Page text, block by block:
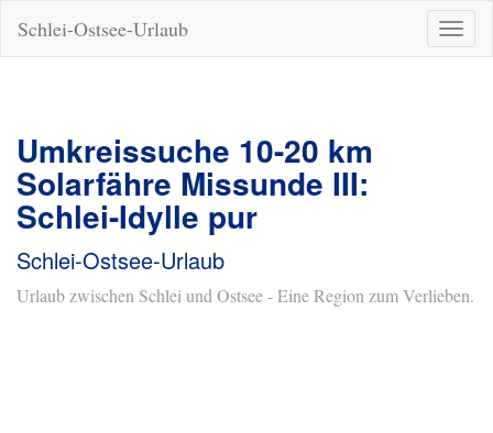
ein-/
Schlei-Ostsee-Urlaub
Umkreissuche 10-20 km
Solarfähre Missunde III:
Schlei-Idylle pur
Schlei-Ostsee-Urlaub
Urlaub zwischen Schlei und Ostsee - Eine Region zum Verlieben.